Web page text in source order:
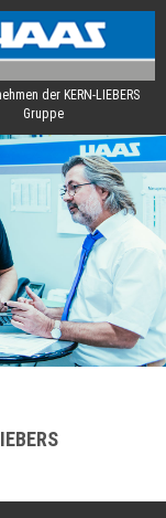
der KERN-LIEBERS
Gruppe